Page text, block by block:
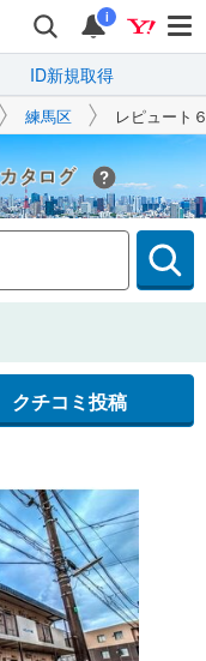
i
ID新規取得
練馬区 レピュート
Yahoo!不動産
クチコミ投稿